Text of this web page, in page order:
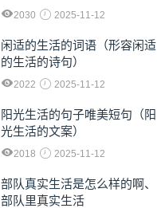
2030 2025-11-12
闲适的生活的词语（形容闲适
的生活的诗句）
2022 2025-11-12
阳光生活的句子唯美短句（阳
光生活的文案）
2018 2025-11-12
部队真实生活是怎么样的啊、
部队里真实生活